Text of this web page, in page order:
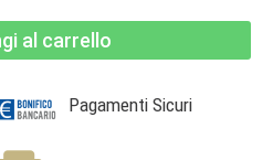
al carrello
Pagamenti Sicuri